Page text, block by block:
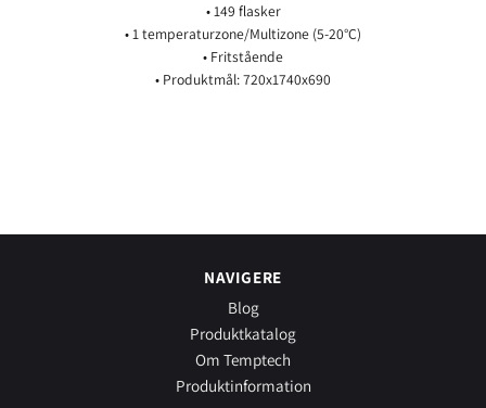
• 149 flasker
• 1 temperaturzone/Multizone (5-20°C)
• Fritstående
• Produktmål: 720x1740x690
NAVIGERE
Blog
Produktkatalog
Om Temptech
Produktinformation